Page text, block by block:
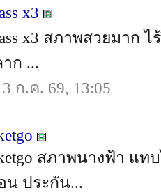
x3
x3 สภาพสวยมาก
ก ...
ก.ค. 69, 13:05
สภาพนางฟ้า แท
น ประกัน...